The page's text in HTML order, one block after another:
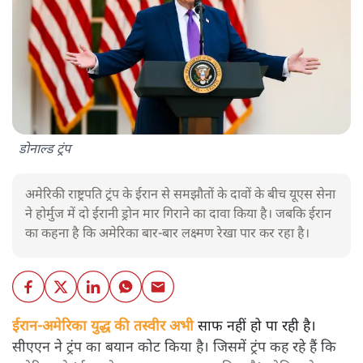
डोनाल्ड ट्रंप
अमेरिकी राष्ट्रपति ट्रंप के ईरान से समझौतों के दावों के बीच यूएस सेना
ने होर्मुज में दो ईरानी ड्रोन मार गिराने का दावा किया है। जबकि ईरान
का कहना है कि अमेरिका बार-बार लक्ष्मण रेखा पार कर रहा है।
ईरान-अमेरिका युद्ध की तस्वीर अभीसाफ नहीं हो पा रही है।
सीएएन ने ट्रंप का बयान कोट किया है। जिसमें ट्रंप कह रहे हैं कि